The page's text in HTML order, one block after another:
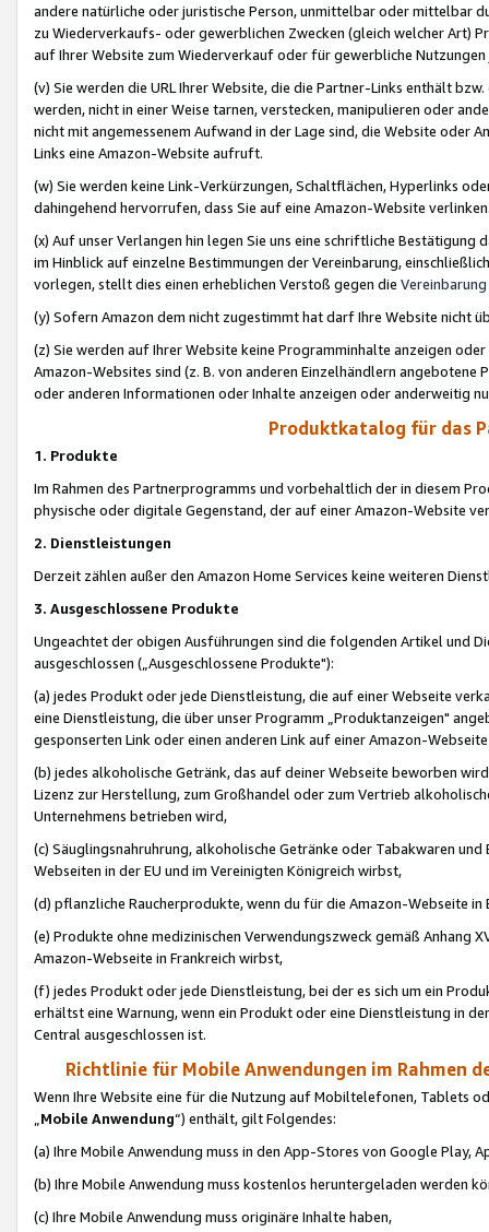
andere natürliche oder juristische Person, unmittelbar oder mittelbar
zu Wiederverkaufs- oder gewerblichen Zwecken (gleich welcher Art)
auf Ihrer Website zum Wiederverkauf oder für gewerbliche
(v) Sie werden die URL Ihrer Website, die die Partner-Links enthält
werden, nicht in einer Weise tarnen, verstecken, manipulieren oder
nicht mit angemessenem Aufwand in der Lage sind, die Website oder
Links eine Amazon-Website aufruft.
(w) Sie werden keine Link-Verkürzungen, Schaltflächen, Hyperlinks
dahingehend hervorrufen, dass Sie auf eine Amazon-Website
(x) Auf unser Verlangen hin legen Sie uns eine schriftliche
im Hinblick auf einzelne Bestimmungen der Vereinbarung,
vorlegen, stellt dies einen erheblichen Verstoß gegen die Vereinbarung
(y) Sofern Amazon dem nicht zugestimmt hat darf Ihre Website nicht
(z) Sie werden auf Ihrer Website keine Programminhalte anzeigen
Amazon-Websites sind (z. B. von anderen Einzelhändlern
oder anderen Informationen oder Inhalte anzeigen oder anderweitig
Produktkatalog für das
1. Produkte
Im Rahmen des Partnerprogramms und vorbehaltlich der in diesem
physische oder digitale Gegenstand, der auf einer Amazon-Website
2. Dienstleistungen
Derzeit zählen außer den Amazon Home Services keine weiteren
3. Ausgeschlossene Produkte
Ungeachtet der obigen Ausführungen sind die folgenden Artikel und
ausgeschlossen („Ausgeschlossene Produkte"):
(a) jedes Produkt oder jede Dienstleistung, die auf einer Webseite
eine Dienstleistung, die über unser Programm „Produktanzeigen"
gesponserten Link oder einen anderen Link auf einer Amazon-
(b) jedes alkoholische Getränk, das auf deiner Webseite beworben
Lizenz zur Herstellung, zum Großhandel oder zum Vertrieb
Unternehmens betrieben wird,
(c) Säuglingsnahruhrung, alkoholische Getränke oder Tabakwaren
Webseiten in der EU und im Vereinigten Königreich wirbst,
(d) pflanzliche Raucherprodukte, wenn du für die Amazon-Webseite in
(e) Produkte ohne medizinischen Verwendungszweck gemäß Anhang
Amazon-Webseite in Frankreich wirbst,
(f) jedes Produkt oder jede Dienstleistung, bei der es sich um ein
erhältst eine Warnung, wenn ein Produkt oder eine Dienstleistung in
Central ausgeschlossen ist.
Richtlinie für Mobile Anwendungen im Rahmen
Wenn Ihre Website eine für die Nutzung auf Mobiltelefonen, Tablets
„Mobile Anwendung“) enthält, gilt Folgendes:
(a) Ihre Mobile Anwendung muss in den App-Stores von Google Play,
(b) Ihre Mobile Anwendung muss kostenlos heruntergeladen werden
(c) Ihre Mobile Anwendung muss originäre Inhalte haben,